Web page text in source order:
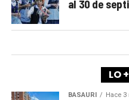
al 30 de
LO
BASAURI Hace